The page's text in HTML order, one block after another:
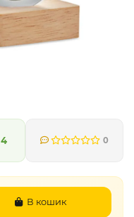
4 0
В кошик